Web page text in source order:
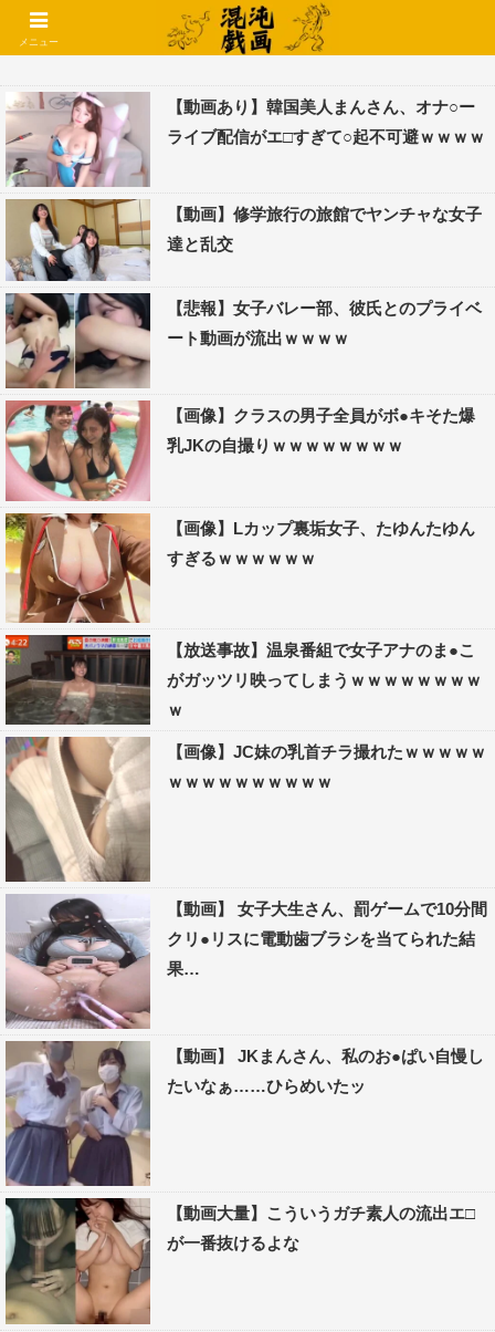
コメントでコテハン使えるようになりました🌱
【動画あり】韓国美人まんさん、オナ○ー
ライブ配信がエ□すぎて○起不可避ｗｗｗｗ
【動画】修学旅行の旅館でヤンチャな女子
達と乱交
【悲報】女子バレー部、彼氏とのプライベ
ート動画が流出ｗｗｗｗ
【画像】クラスの男子全員がボ●キそた爆
乳JKの自撮りｗｗｗｗｗｗｗｗ
【画像】Lカップ裏垢女子、たゆんたゆん
すぎるｗｗｗｗｗｗ
【放送事故】温泉番組で女子アナのま●こ
がガッツリ映ってしまうｗｗｗｗｗｗｗｗ
ｗ
【画像】JC妹の乳首チラ撮れたｗｗｗｗｗ
ｗｗｗｗｗｗｗｗｗｗ
【動画】 女子大生さん、罰ゲームで10分間
クリ●リスに電動歯ブラシを当てられた結
果…
【動画】 JKまんさん、私のお●ぱい自慢し
たいなぁ……ひらめいたッ
【動画大量】こういうガチ素人の流出エ□
が一番抜けるよな
メニュー